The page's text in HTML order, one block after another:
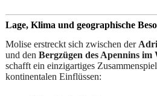
Lage, Klima und geographische
Molise erstreckt sich zwischen der
und den Bergzügen des Apennins im
schafft ein einzigartiges
kontinentalen Einflüssen: